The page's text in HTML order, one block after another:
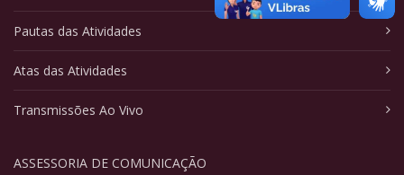
Pautas das Atividades
Atas das Atividades
Transmissões Ao Vivo
ASSESSORIA DE COMUNICAÇÃO